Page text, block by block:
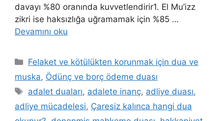
davayı %80 oranında kuvvetlendirir1. El Mu’izz
zikri ise haksızlığa uğramamak için %85 …
Devamını oku
Felaket ve kötülükten korunmak için dua ve
muska, Ödünç ve borç ödeme duası
adalet duaları, adalete inanç, adliye duası,
adliye mücadelesi, Çaresiz kalınca hangi dua